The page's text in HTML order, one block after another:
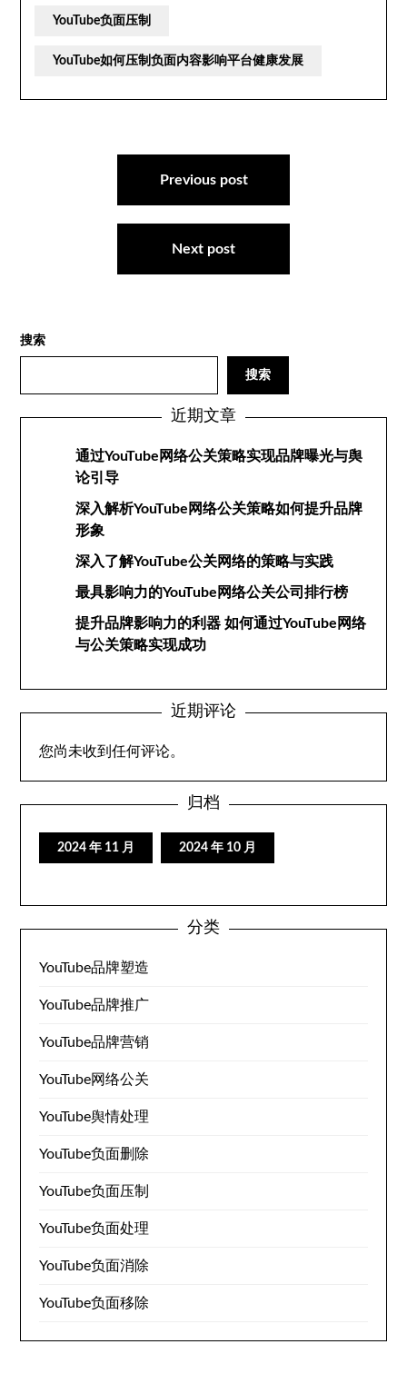
YouTube负面压制
YouTube如何压制负面内容影响平台健康发展
Previous post
Next post
搜索
搜索
近期文章
通过YouTube网络公关策略实现品牌曝光与舆
论引导
深入解析YouTube网络公关策略如何提升品牌
形象
深入了解YouTube公关网络的策略与实践
最具影响力的YouTube网络公关公司排行榜
提升品牌影响力的利器 如何通过YouTube网络
与公关策略实现成功
近期评论
您尚未收到任何评论。
归档
2024 年 11 月 2024 年 10 月
分类
YouTube品牌塑造
YouTube品牌推广
YouTube品牌营销
YouTube网络公关
YouTube舆情处理
YouTube负面删除
YouTube负面压制
YouTube负面处理
YouTube负面消除
YouTube负面移除